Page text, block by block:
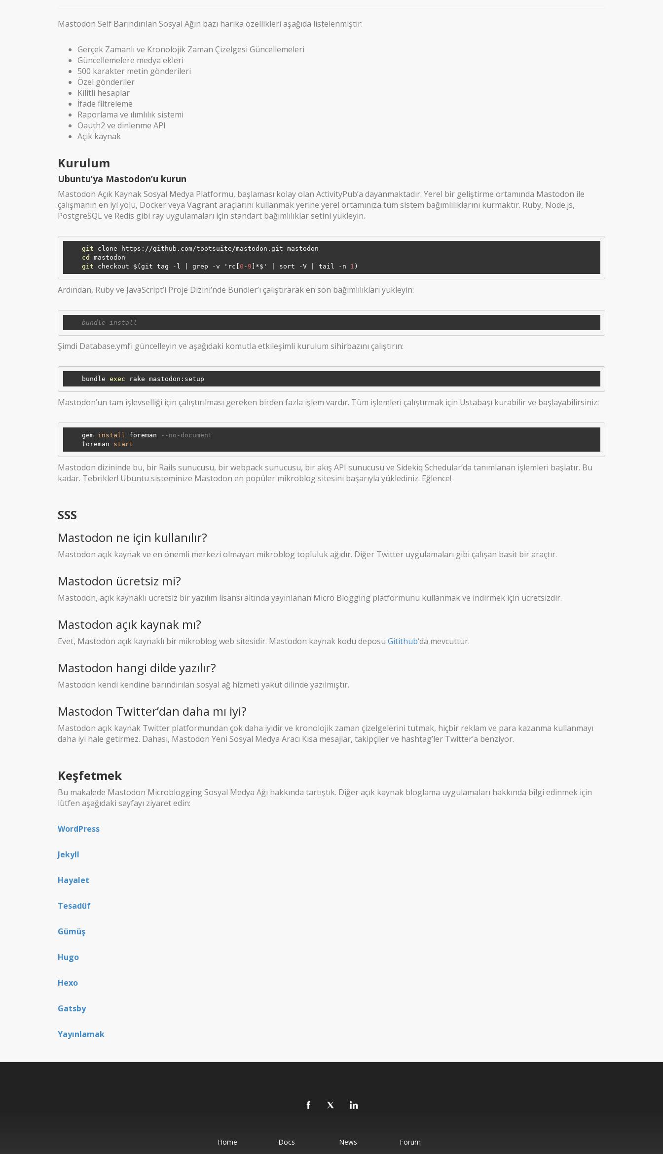
Mastodon Self Barındırılan Sosyal Ağın bazı harika özellikleri aşağıda listelenmiştir:
Gerçek Zamanlı ve Kronolojik Zaman Çizelgesi Güncellemeleri
Güncellemelere medya ekleri
500 karakter metin gönderileri
Özel gönderiler
Kilitli hesaplar
İfade filtreleme
Raporlama ve ılımlılık sistemi
Oauth2 ve dinlenme API
Açık kaynak
Kurulum
Ubuntu’ya Mastodon’u kurun
Mastodon Açık Kaynak Sosyal Medya Platformu, başlaması kolay olan ActivityPub’a dayanmaktadır. Yerel bir geliştirme ortamında Mastodon ile
çalışmanın en iyi yolu, Docker veya Vagrant araçlarını kullanmak yerine yerel ortamınıza tüm sistem bağımlılıklarını kurmaktır. Ruby, Node.js,
PostgreSQL ve Redis gibi ray uygulamaları için standart bağımlılıklar setini yükleyin.
git clone https://github.com/tootsuite/mastodon.git mastodon
cd
mastodon
git checkout $(git tag -l | grep -v 'rc[ 0 - 9 ]*$' | sort -V | tail -n 1
Ardından, Ruby ve JavaScript’i Proje Dizini’nde Bundler’ı çalıştırarak en son bağımlılıkları yükleyin:
Şimdi Database.yml’i güncelleyin ve aşağıdaki komutla etkileşimli kurulum sihirbazını çalıştırın:
    bundle
exec
Mastodon’un tam işlevselliği için çalıştırılması gereken birden fazla işlem vardır. Tüm işlemleri çalıştırmak için Ustabaşı kurabilir ve başlayabilirsiniz:
    gem
install foreman
--no-document
    foreman
start
Mastodon dizininde bu, bir Rails sunucusu, bir webpack sunucusu, bir akış API sunucusu ve Sidekiq Schedular’da tanımlanan işlemleri başlatır. Bu
kadar. Tebrikler! Ubuntu sisteminize Mastodon en popüler mikroblog sitesini başarıyla yüklediniz. Eğlence!
SSS
Mastodon ne için kullanılır?
Mastodon açık kaynak ve en önemli merkezi olmayan mikroblog topluluk ağıdır. Diğer Twitter uygulamaları gibi çalışan basit bir araçtır.
Mastodon ücretsiz mi?
Mastodon, açık kaynaklı ücretsiz bir yazılım lisansı altında yayınlanan Micro Blogging platformunu kullanmak ve indirmek için ücretsizdir.
Mastodon açık kaynak mı?
Evet, Mastodon açık kaynaklı bir mikroblog web sitesidir. Mastodon kaynak kodu deposu Gitithub‘da mevcuttur.
Mastodon hangi dilde yazılır?
Mastodon kendi kendine barındırılan sosyal ağ hizmeti yakut dilinde yazılmıştır.
Mastodon Twitter’dan daha mı iyi?
Mastodon açık kaynak Twitter platformundan çok daha iyidir ve kronolojik zaman çizelgelerini tutmak, hiçbir reklam ve para kazanma kullanmayı
daha iyi hale getirmez. Dahası, Mastodon Yeni Sosyal Medya Aracı Kısa mesajlar, takipçiler ve hashtag’ler Twitter’a benziyor.
Keşfetmek
Bu makalede Mastodon Microblogging Sosyal Medya Ağı hakkında tartıştık. Diğer açık kaynak bloglama uygulamaları hakkında bilgi edinmek için
lütfen aşağıdaki sayfayı ziyaret edin:
WordPress
Jekyll
Hayalet
Tesadüf
Gümüş
Hugo
Hexo
Gatsby
Yayınlamak
Home Docs News
Forum